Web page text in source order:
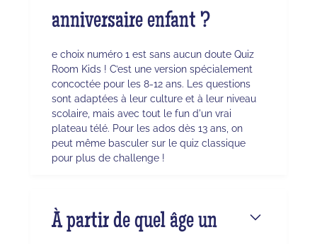
anniversaire enfant ?
e choix numéro 1 est sans aucun doute Quiz
Room Kids ! C’est une version spécialement
concoctée pour les 8-12 ans. Les questions
sont adaptées à leur culture et à leur niveau
scolaire, mais avec tout le fun d'un vrai
plateau télé. Pour les ados dès 13 ans, on
peut même basculer sur le quiz classique
pour plus de challenge !
À partir de quel âge un